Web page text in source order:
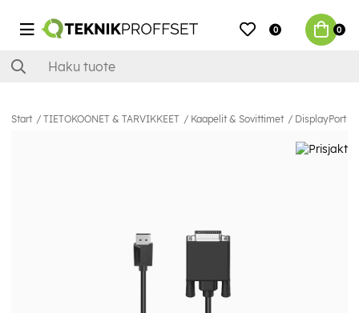
0 0
Start TIETOKOONET & TARVIKKEET Kaapelit & Sovittimet DisplayPort